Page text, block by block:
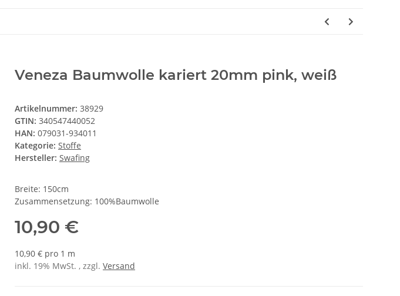
Veneza Baumwolle kariert 20mm pink, weiß
Artikelnummer: 38929
GTIN: 340547440052
HAN: 079031-934011
Kategorie: Stoffe
Hersteller: Swafing
Breite: 150cm
Zusammensetzung: 100%Baumwolle
10,90 €
10,90 € pro 1 m
inkl. 19% MwSt. , zzgl. Versand